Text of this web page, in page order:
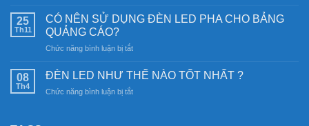
Khám
nghệ
sáng
sao
Đèn
Nam
6SS-
25
Th11
CÓ NÊN SỬ DỤNG ĐÈN LED PHA CHO BẢNG
QUẢNG CÁO?
Chức năng bình luận bị tắtở
NÊN
DỤNG
08
Th4
ĐÈN LED NHƯ THẾ NÀO TỐT NHẤT ?
Chức năng bình luận bị tắtở